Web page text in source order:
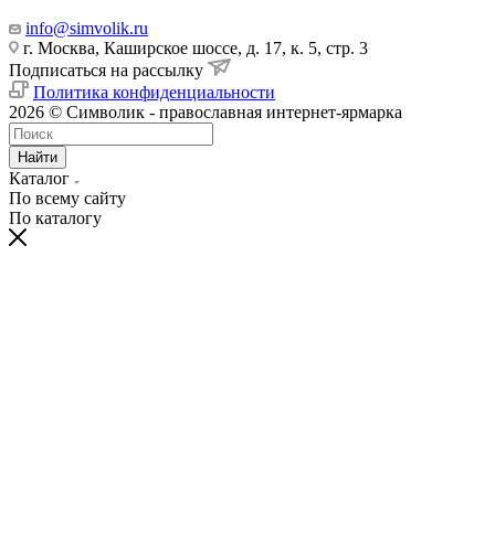
info@simvolik.ru
г. Москва, Каширское шоссе, д. 17, к. 5, стр. 3
Подписаться на рассылку
Политика конфиденциальности
2026 © Символик - православная интернет-ярмарка
Найти
Каталог
По всему сайту
По каталогу